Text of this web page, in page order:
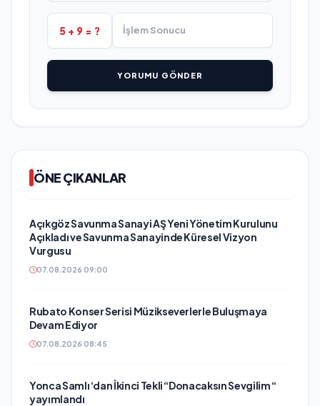
5 + 9 = ?
YORUMU GÖNDER
ÖNE ÇIKANLAR
Açıkgöz Savunma Sanayi AŞ Yeni Yönetim Kurulunu
Açıkladı ve Savunma Sanayinde Küresel Vizyon
Vurgusu
07.08.2026 09:00
Rubato Konser Serisi Müzikseverlerle Buluşmaya
Devam Ediyor
07.08.2026 08:45
Yonca Samlı ‘dan İkinci Tekli “Donacaksın Sevgilim “
yayımlandı